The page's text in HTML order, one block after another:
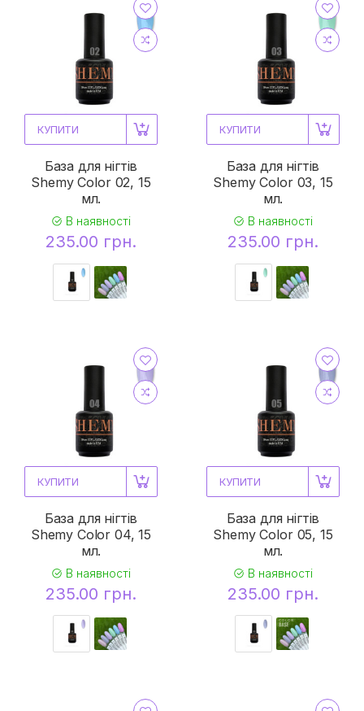
КУПИТИ
База для нігтів
Shemy Color 02, 15
мл.
В наявності
235.00 грн.
КУПИТИ
База для нігтів
Shemy Color 03, 15
мл.
В наявності
235.00 грн.
КУПИТИ
База для нігтів
Shemy Color 04, 15
мл.
В наявності
235.00 грн.
КУПИТИ
База для нігтів
Shemy Color 05, 15
мл.
В наявності
235.00 грн.